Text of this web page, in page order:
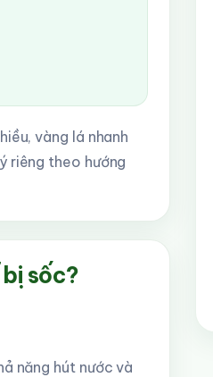
vàng lá nhanh
riêng theo hướng
sốc?
năng hút nước và